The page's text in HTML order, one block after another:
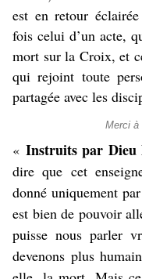
est en retour
fois celui d’un acte,
mort sur la Croix, et
qui rejoint toute
partagée avec les
Merci à
« Instruits par Dieu
dire que cet
donné uniquement
est bien de pouvoir
puisse nous parler
devenons plus